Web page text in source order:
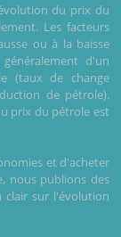
du prix du
Les facteurs
ou à la baisse
d'un
(taux de change
de pétrole).
prix du pétrole est
et d'acheter
nous publions des
clair sur l'évolution